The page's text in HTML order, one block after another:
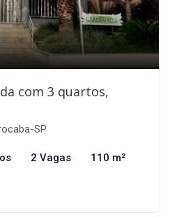
com 3 quartos,
SP
2 Vagas 110 m²